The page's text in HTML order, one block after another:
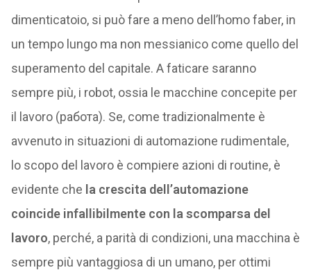
dimenticatoio, si può fare a meno dell’homo faber, in
un tempo lungo ma non messianico come quello del
superamento del capitale. A faticare saranno
sempre più, i robot, ossia le macchine concepite per
il lavoro (работа). Se, come tradizionalmente è
avvenuto in situazioni di automazione rudimentale,
lo scopo del lavoro è compiere azioni di routine, è
evidente che la crescita dell’automazione
coincide infallibilmente con la scomparsa del
lavoro, perché, a parità di condizioni, una macchina è
sempre più vantaggiosa di un umano, per ottimi